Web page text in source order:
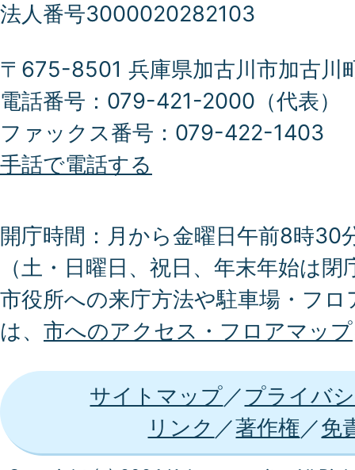
法人番号3000020282103
〒675-8501 兵庫県加古川市加古川
電話番号：079-421-2000（代表）
ファックス番号：079-422-1403
手話で電話する
開庁時間：月から金曜日午前8時30
（土・日曜日、祝日、年末年始は閉
市役所への来庁方法や駐車場・フ
は、 市へのアクセス・フロアマップ
サイトマップ
プライバ
リンク
著作権 免